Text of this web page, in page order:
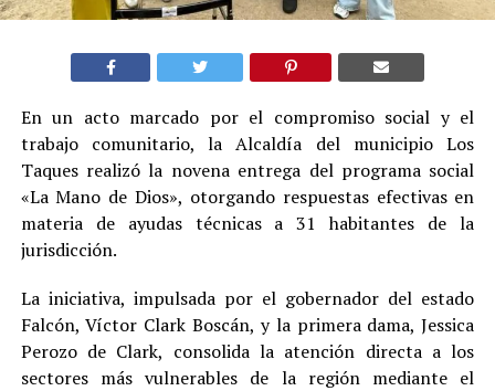
En un acto marcado por el compromiso social y el
trabajo comunitario, la Alcaldía del municipio Los
Taques realizó la novena entrega del programa social
«La Mano de Dios», otorgando respuestas efectivas en
materia de ayudas técnicas a 31 habitantes de la
jurisdicción.
La iniciativa, impulsada por el gobernador del estado
Falcón, Víctor Clark Boscán, y la primera dama, Jessica
Perozo de Clark, consolida la atención directa a los
sectores más vulnerables de la región mediante el